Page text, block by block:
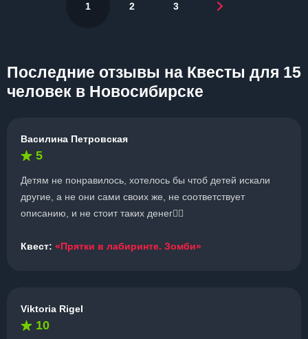
1 2 3
Последние отзывы на Квесты для 15
человек в Новосибирске
Василина Петровская
5
Детям не понравилось, хотелось бы чтоб детей искали
другие, а не они сами своих же, не соответствует
описанию, и не стоит таких денег🤦‍♀️
Квест: «Прятки в лабиринте. Зомби»
Viktoria Rigel
10